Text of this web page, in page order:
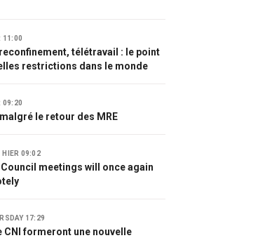
11:00
télétravail : le point
restrictions dans le monde
09:20
le retour des MRE
HIER 09:02
meetings will once again
17:29
CNI formeront une nouvelle